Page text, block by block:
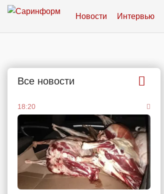
Новости Интервью
Все новости
18:20